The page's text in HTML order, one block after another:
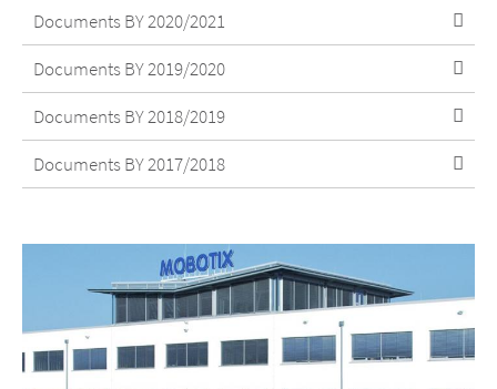
Documents BY 2020/2021
Documents BY 2019/2020
Documents BY 2018/2019
Documents BY 2017/2018